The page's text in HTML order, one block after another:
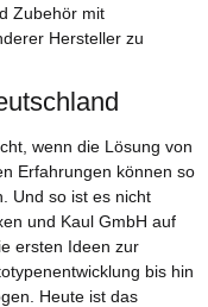
Zubehör mit
Hersteller zu
wenn die Lösung von
Erfahrungen können so
Und so ist es nicht
und Kaul GmbH auf
ersten Ideen zur
bis hin
Heute ist das